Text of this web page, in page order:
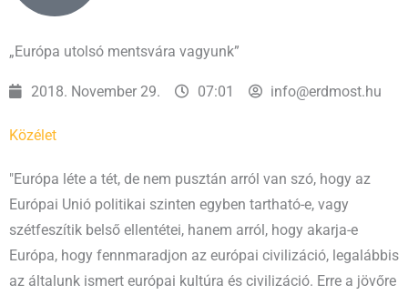
„Európa utolsó mentsvára vagyunk”
2018. November 29. 07:01 info@erdmost.hu
Közélet
"Európa léte a tét, de nem pusztán arról van szó, hogy az
Európai Unió politikai szinten egyben tartható-e, vagy
szétfeszítik belső ellentétei, hanem arról, hogy akarja-e
Európa, hogy fennmaradjon az európai civilizáció, legalábbis
az általunk ismert európai kultúra és civilizáció. Erre a jövőre